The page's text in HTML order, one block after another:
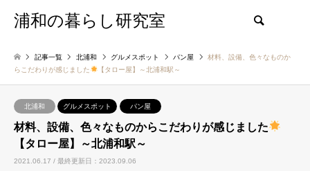
浦和の暮らし研究室
記事一覧 北浦和 グルメスポット パン屋
材料、設備、色々なものか
らこだわりが感じました
【タロー屋】～北浦和駅～
北浦和 グルメスポット パン屋
材料、設備、色々なものからこだわりが感じました
【タロー屋】～北浦和駅～
2021.06.17 / 最終更新日：2023.09.06